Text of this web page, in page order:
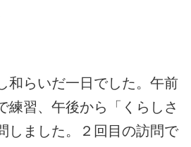
和らいだ一日でした。午前
練習、午後から「くらしさ
しました。２回目の訪問で